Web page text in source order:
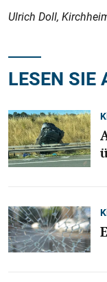
Ulrich Doll,
LESEN SIE